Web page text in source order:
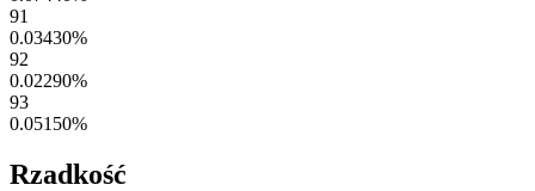
91
0.03430%
92
0.02290%
93
0.05150%
Rzadkość